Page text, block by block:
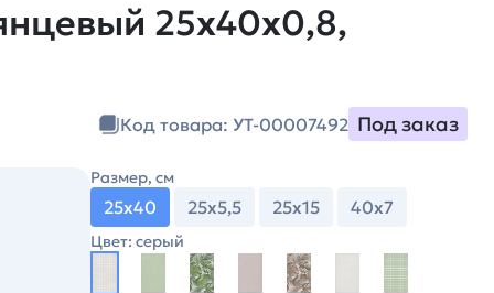
25x40x0,8,
Код товара: УТ-00007492 Под заказ
Размер, см
25х40 25х5,5 25х15 40х7
Цвет: серый